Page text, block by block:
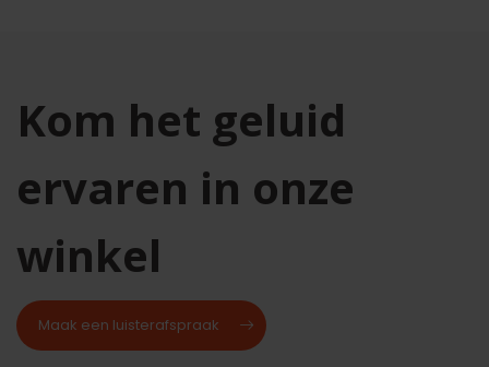
Kom het geluid
ervaren in onze
winkel
Maak een luisterafspraak